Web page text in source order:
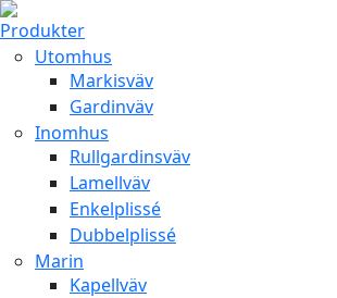
Produkter
Utomhus
Markisväv
Gardinväv
Inomhus
Rullgardinsväv
Lamellväv
Enkelplissé
Dubbelplissé
Marin
Kapellväv